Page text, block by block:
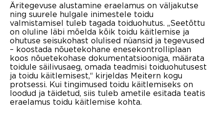
Äritegevuse alustamine eraelamus on väljakutse
ning suurele hulgale inimestele toidu
valmistamisel tuleb tagada toiduohutus. „Seetõttu
on oluline läbi mõelda kõik toidu käitlemise ja
ohutuse seisukohast olulised nüansid ja tegevused
– koostada nõuetekohane enesekontrolliplaan
koos nõuetekohase dokumentatsiooniga, määrata
toidule säilivusaeg, omada teadmisi toiduohutusest
ja toidu käitlemisest,“ kirjeldas Meitern kogu
protsessi. Kui tingimused toidu käitlemiseks on
loodud ja täidetud, siis tuleb ametile esitada teatis
eraelamus toidu käitlemise kohta.